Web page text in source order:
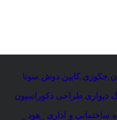
,جکوزی,کابین دوش,سونا
دیواری,طراحی دکوراسیون
ساختمانی و اداری _هود _